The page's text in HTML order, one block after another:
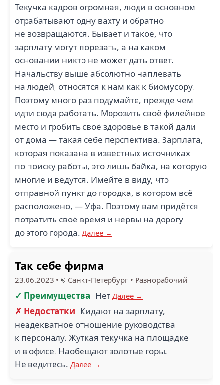
Текучка кадров огромная, люди в основном
отрабатывают одну вахту и обратно
не возвращаются. Бывает и такое, что
зарплату могут порезать, а на каком
основании никто не может дать ответ.
Начальству выше абсолютно наплевать
на людей, относятся к нам как к биомусору.
Поэтому много раз подумайте, прежде чем
идти сюда работать. Морозить своё филейное
место и гробить своё здоровье в такой дали
от дома — такая себе перспектива. Зарплата,
которая показана в известных источниках
по поиску работы, это лишь байка, на которую
многие и ведутся. Имейте в виду, что
отправной пункт до городка, в котором всё
расположено, — Уфа. Поэтому вам придётся
потратить своё время и нервы на дорогу
до этого города. Далее →
Так себе фирма
23.06.2023 • Санкт-Петербург • Разнорабочий
✓ Преимущества Нет Далее →
✗ Недостатки Кидают на зарплату,
неадекватное отношение руководства
к персоналу. Жуткая текучка на площадке
и в офисе. Наобещают золотые горы.
Не ведитесь. Далее →